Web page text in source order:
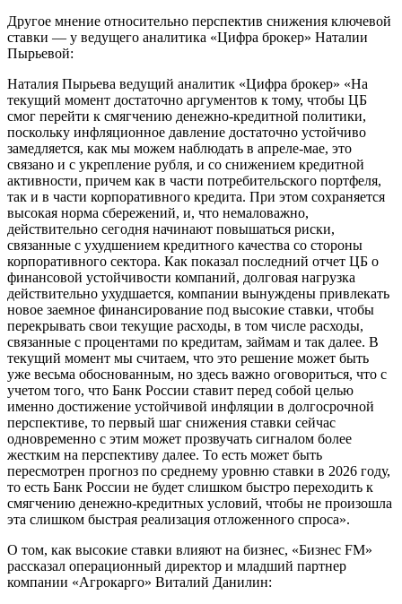
Другое мнение относительно перспектив снижения ключевой
ставки — у ведущего аналитика «Цифра брокер» Наталии
Пырьевой:
Наталия Пырьева ведущий аналитик «Цифра брокер» «На
текущий момент достаточно аргументов к тому, чтобы ЦБ
смог перейти к смягчению денежно-кредитной политики,
поскольку инфляционное давление достаточно устойчиво
замедляется, как мы можем наблюдать в апреле-мае, это
связано и с укрепление рубля, и со снижением кредитной
активности, причем как в части потребительского портфеля,
так и в части корпоративного кредита. При этом сохраняется
высокая норма сбережений, и, что немаловажно,
действительно сегодня начинают повышаться риски,
связанные с ухудшением кредитного качества со стороны
корпоративного сектора. Как показал последний отчет ЦБ о
финансовой устойчивости компаний, долговая нагрузка
действительно ухудшается, компании вынуждены привлекать
новое заемное финансирование под высокие ставки, чтобы
перекрывать свои текущие расходы, в том числе расходы,
связанные с процентами по кредитам, займам и так далее. В
текущий момент мы считаем, что это решение может быть
уже весьма обоснованным, но здесь важно оговориться, что с
учетом того, что Банк России ставит перед собой целью
именно достижение устойчивой инфляции в долгосрочной
перспективе, то первый шаг снижения ставки сейчас
одновременно с этим может прозвучать сигналом более
жестким на перспективу далее. То есть может быть
пересмотрен прогноз по среднему уровню ставки в 2026 году,
то есть Банк России не будет слишком быстро переходить к
смягчению денежно-кредитных условий, чтобы не произошла
эта слишком быстрая реализация отложенного спроса».
О том, как высокие ставки влияют на бизнес, «Бизнес FM»
рассказал операционный директор и младший партнер
компании «Агрокарго» Виталий Данилин: